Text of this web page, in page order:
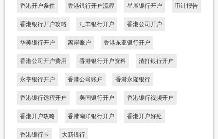
香港开户条件 香港银行开户流程 星展银行开户 审计报告
香港银行开户攻略 汇丰银行开户 香港公司开户
华美银行开户 离岸账户 香港东亚银行开户
香港公司开户费用 香港银行开户资料 渣打银行开户
永亨银行开户 香港公司账户 香港永隆银行
香港银行远程开户 美国银行开户 香港银行视频开户
香港开户攻略 香港南洋银行开户 香港开户好处
香港银行卡 大新银行